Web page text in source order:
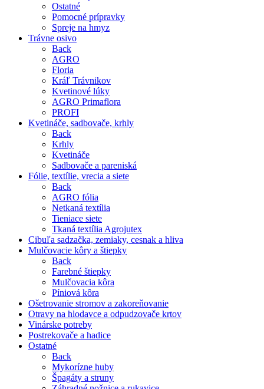
Ostatné
Pomocné prípravky
Spreje na hmyz
Trávne osivo
Back
AGRO
Floria
Kráľ Trávnikov
Kvetinové lúky
AGRO Primaflora
PROFI
Kvetináče, sadbovače, krhly
Back
Krhly
Kvetináče
Sadbovače a pareniská
Fólie, textílie, vrecia a siete
Back
AGRO fólia
Netkaná textília
Tieniace siete
Tkaná textília Agrojutex
Cibuľa sadzačka, zemiaky, cesnak a hliva
Mulčovacie kôry a štiepky
Back
Farebné štiepky
Mulčovacia kôra
Píniová kôra
Ošetrovanie stromov a zakoreňovanie
Otravy na hlodavce a odpudzovače krtov
Vinárske potreby
Postrekovače a hadice
Ostatné
Back
Mykorízne huby
Špagáty a struny